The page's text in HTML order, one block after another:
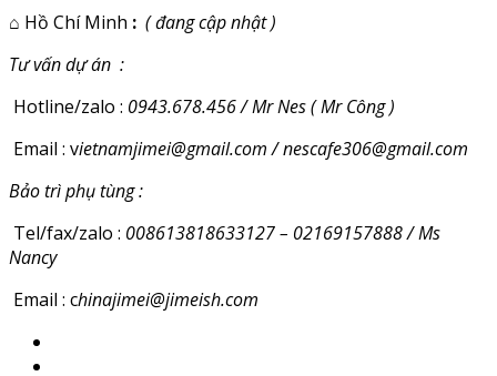
⌂ Hồ Chí Minh : ( đang cập nhật )
Tư vấn dự án :
Hotline/zalo : 0943.678.456 / Mr Nes ( Mr Công )
Email : vietnamjimei@gmail.com / nescafe306@gmail.com
Bảo trì phụ tùng :
Tel/fax/zalo : 008613818633127 – 02169157888 / Ms
Nancy
Email : chinajimei@jimeish.com